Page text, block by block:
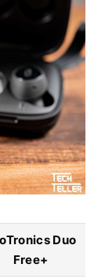
Duo
Free+